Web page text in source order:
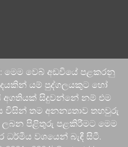
මෙම වෙබ් අඩවියේ පළකරනු
යම් පුද්ගලයකුට හෝ
අගතියක් සිදුවන්නේ නම් එම
විසින් තම අනන්‍යතාව තහවුරු
ලබන පිළිතුරු පළකිරීමට මෙම
ධර්මීය වශයෙන් බැඳී සිටී.